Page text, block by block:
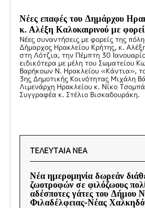
Νέες επαφές του Δημάρχου
κ. Αλέξη Καλοκαιρινού με
Νέες συναντήσεις με φορείς της
Δήμαρχος Ηρακλείου Κρήτης, κ.
στη Λότζια, την Πέμπτη 30
ειδικότερα με μέλη του Σωματείου
Βαρήκοων Ν. Ηρακλείου «Κάντια»,
3ης Δημοτικής Κοινότητας Μιχάλη
Λιμενάρχη Ηρακλείου κ. Νίκο
Συγγραφέα κ. Στέλιο Βισκαδουράκη.
ΤΕΛΕΥΤΑΙΑ ΝΕΑ
Νέα ημερομηνία δωρεάν
ζωοτροφών σε φιλόζωους
αδέσποτες γάτες του Δήμου
Φιλαδέλφειας-Νέας